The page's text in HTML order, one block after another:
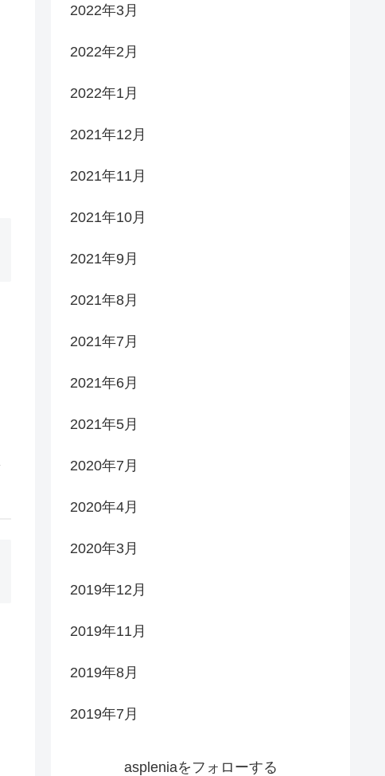
2022年3月
2022年2月
2022年1月
2021年12月
2021年11月
2021年10月
2021年9月
2021年8月
2021年7月
2021年6月
2021年5月
2020年7月
2020年4月
2020年3月
2019年12月
2019年11月
2019年8月
2019年7月
aspleniaをフォローする